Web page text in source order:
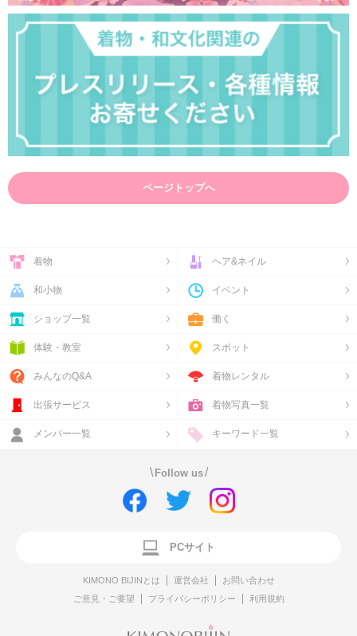
ページトップへ
着物 ヘア&ネイル
和小物 イベント
ショップ一覧 働く
体験・教室 スポット
みんなのQ&A 着物レンタル
出張サービス 着物写真一覧
メンバー一覧 キーワード一覧
\ Follow us/
PCサイト
KIMONO BIJINとは 運営会社
お問い合わせ
ご意見・ご要望
プライバシーポリシー 利用規約